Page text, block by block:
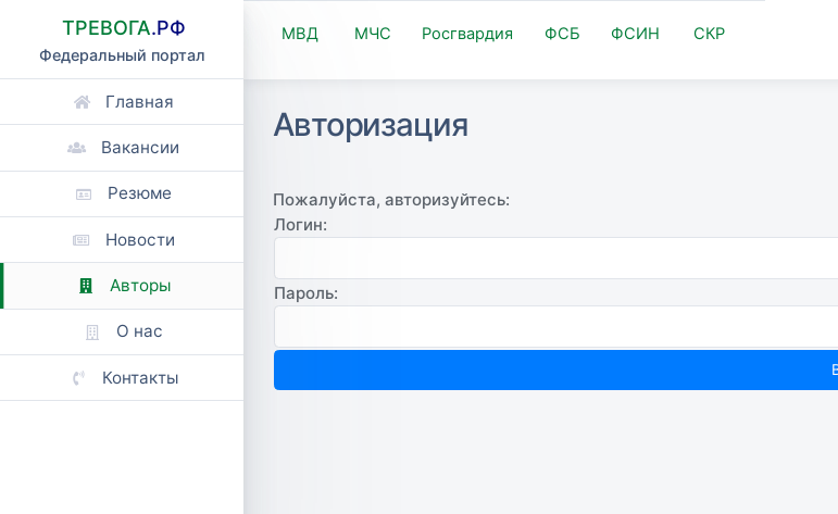
ТРЕВОГА.РФ
Федеральный портал
Главная
Вакансии
Резюме
Новости
Авторы
О нас
Контакты
МВД МЧС Росгвардия ФСБ ФСИН СКР
Авторизация
Пожалуйста, авторизуйтесь:
Логин:
Пароль: